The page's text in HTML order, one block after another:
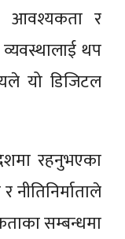
आवश्यकता र
थप
यो डिजिटल
रहनुभएका
नीतिनिर्माताले
सम्बन्धमा